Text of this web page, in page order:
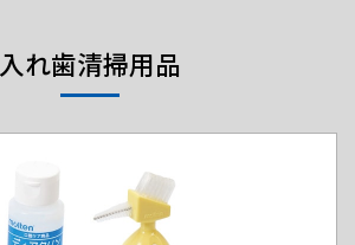
入れ歯清掃用品